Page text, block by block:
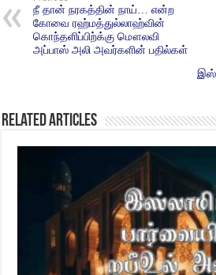
நீ தான் நரகத்தின் நாய்… என்ற
கோவை ரஹ்மத்துல்லாஹ்வின்
கொந்தளிப்பிற்க்கு மௌலவி
அப்பாஸ் அலி அவர்களின் பதில்கள்
Related Articles